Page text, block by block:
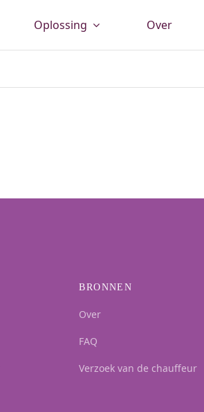
Oplossing Over
BRONNEN
Over
FAQ
Verzoek van de chauffeur